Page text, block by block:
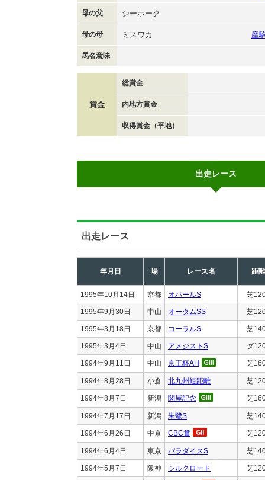
母の父 シーホーク
母の母 ミスワカ 産
馬名意味
賞金
総賞金
内地方賞金
収得賞金（平地）
出走レース
出走レース
年月日 場 レース名 距離
1995年10月14日 京都 オパールS 芝
1995年9月30日 中山 オータムSS 芝
1995年3月18日 京都 コーラルS 芝
1995年3月4日 中山 アメジストS ダ
1994年9月11日 中山 京王杯AH 芝
1994年8月28日 小倉 北九州短距離 芝
1994年8月7日 新潟 関屋記念 芝
1994年7月17日 新潟 朱鷺S 芝
1994年6月26日 中京 CBC賞 芝
1994年6月4日 東京 パラダイスS 芝
1994年5月7日 阪神 シルクロード 芝